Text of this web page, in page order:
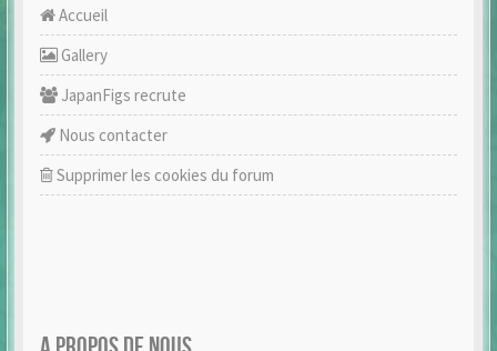
Accueil
Gallery
JapanFigs recrute
Nous contacter
Supprimer les cookies du forum